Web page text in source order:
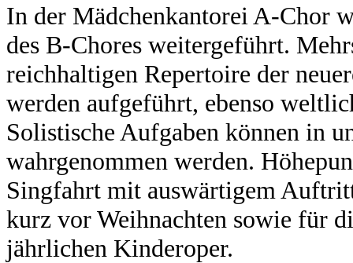
In der Mädchenkantorei A-Chor
des B-Chores weitergeführt.
reichhaltigen Repertoire der
werden aufgeführt, ebenso
Solistische Aufgaben können in
wahrgenommen werden.
Singfahrt mit auswärtigem
kurz vor Weihnachten sowie für
jährlichen Kinderoper.